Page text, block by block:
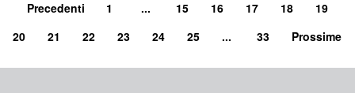
Precedenti 1 ... 15 16 17 18
19
20
21 22 23 24 25 ... 33 Prossime